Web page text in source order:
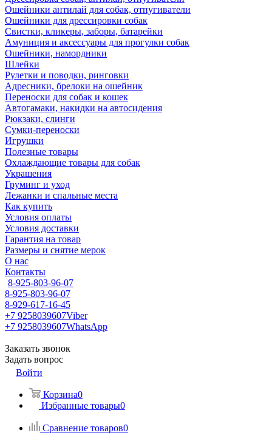
Ошейники антилай для собак, отпугиватели
Ошейники для дрессировки собак
Свистки, кликеры, заборы, батарейки
Амуниция и аксессуары для прогулки собак
Ошейники, намордники
Шлейки
Рулетки и поводки, ринговки
Адресники, брелоки на ошейник
Переноски для собак и кошек
Автогамаки, накидки на автосидения
Рюкзаки, слинги
Сумки-переноски
Игрушки
Полезные товары
Охлаждающие товары для собак
Украшения
Груминг и уход
Лежанки и спальные места
Как купить
Условия оплаты
Условия доставки
Гарантия на товар
Размеры и снятие мерок
О нас
Контакты
8-925-803-96-07
8-925-803-96-07
8-929-617-16-45
+7 9258039607Viber
+7 9258039607WhatsApp
Заказать звонок
Задать вопрос
Войти
Корзина0
Избранные товары0
Сравнение товаров0